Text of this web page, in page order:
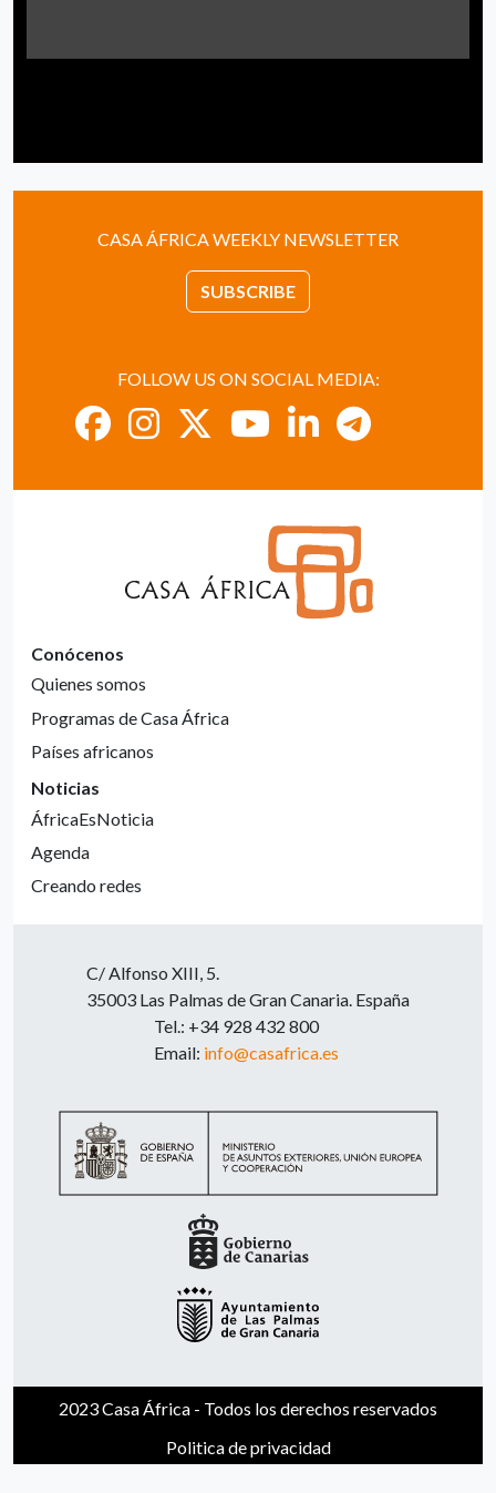
CASA ÁFRICA WEEKLY NEWSLETTER
SUBSCRIBE
FOLLOW US ON SOCIAL MEDIA:
Conócenos
Quienes somos
Programas de Casa África
Países africanos
Noticias
ÁfricaEsNoticia
Agenda
Creando redes
C/ Alfonso XIII, 5.
35003 Las Palmas de Gran Canaria. España
Tel.: +34 928 432 800
Email: info@casafrica.es
2023 Casa África - Todos los derechos reservados
Politica de privacidad